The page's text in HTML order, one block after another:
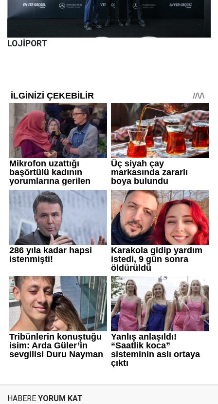
LOJİPORT
HABERE YORUM KAT